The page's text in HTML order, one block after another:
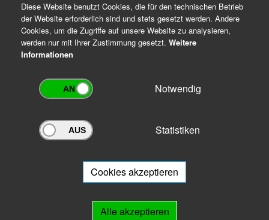
Archivportal Thüringen
Ihnen beratend zur Seite.
Diese Website benutzt Cookies, die für den technischen Betrieb
der Website erforderlich sind und stets gesetzt werden. Andere
Cookies, um die Zugriffe auf unsere Website zu analysieren,
werden nur mit Ihrer Zustimmung gesetzt. Weitere
Informationen
Notwendig
Statistiken
Cookies akzeptieren
Alle akzeptieren